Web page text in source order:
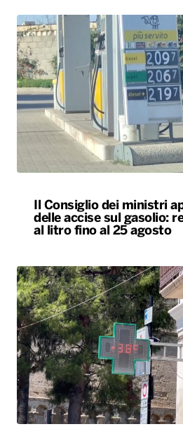
Il Consiglio dei ministri
delle accise sul gasolio:
al litro fino al 25 agosto